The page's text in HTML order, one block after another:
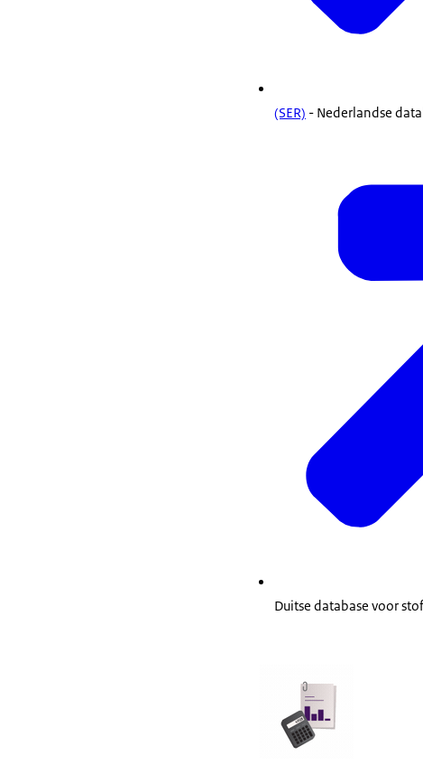
(SER) - Nederlandse
Duitse database voor